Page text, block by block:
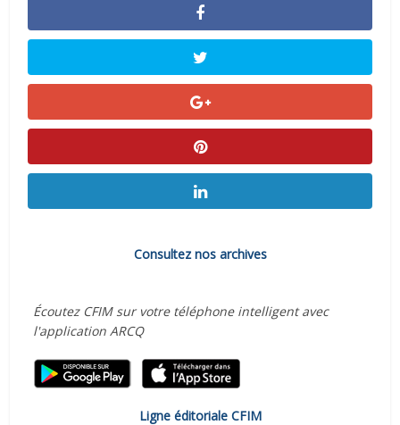
Consultez nos archives
Écoutez CFIM sur votre téléphone intelligent avec
l'application ARCQ
Ligne éditoriale CFIM